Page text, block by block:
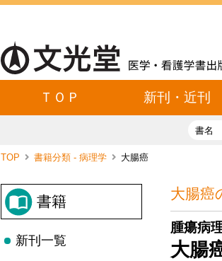
ＴＯＰ 新刊・近刊
書名
TOP 書籍分類 - 病理学 大腸癌
書籍
新刊一覧
大腸癌
腫瘍病
大腸